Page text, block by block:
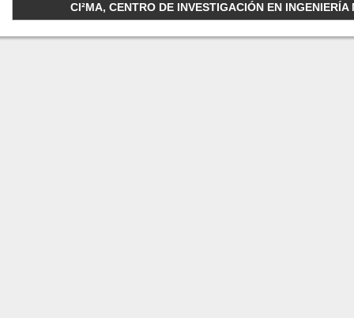
CI²MA, CENTRO DE INVESTIGACIÓN EN